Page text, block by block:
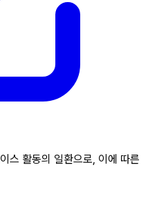
스 활동의 일환으로, 이에 따른